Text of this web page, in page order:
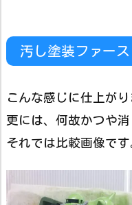
汚し塗装ファース
こんな感じに仕上がり
更には、何故かつや消
それでは比較画像です